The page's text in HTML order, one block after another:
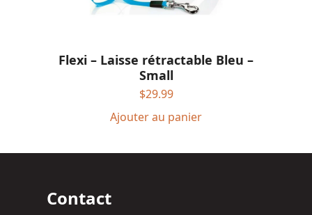
Flexi – Laisse rétractable Bleu –
Small
$29.99
Ajouter au panier
Contact